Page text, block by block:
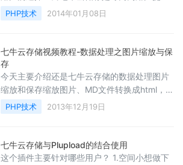
附件存储、快速上传、附件安全的一个云产
品，很多公司不打...
PHP技术 2014年01月08日
七牛云存储视频教程-数据处理之图片缩放与保
存
今天主要介绍还是七牛云存储的数据处理图片
缩放和保存缩放图片、MD文件转换成html，文
件生成二维码下载地址--主要讲如何通过官方
的介绍根据...
PHP技术 2013年12月19日
七牛云存储与Plupload的结合使用
这个插件主要针对哪些用户？ 1.空间小想做下